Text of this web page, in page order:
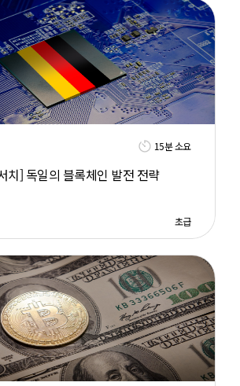
15분 소요
] 독일의 블록체인 발전 전략
초급